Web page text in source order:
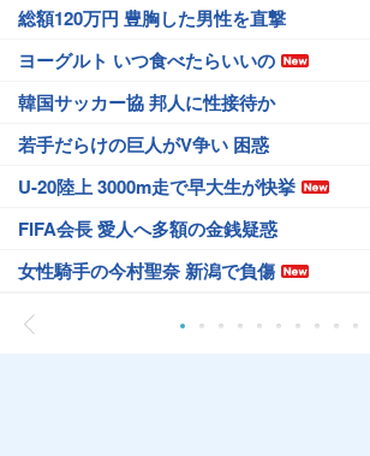
総額120万円 豊胸した男性を直撃
ヨーグルト いつ食べたらいいの
韓国サッカー協 邦人に性接待か
若手だらけの巨人がV争い 困惑
U-20陸上 3000m走で早大生が快挙
FIFA会長 愛人へ多額の金銭疑惑
女性騎手の今村聖奈 新潟で負傷